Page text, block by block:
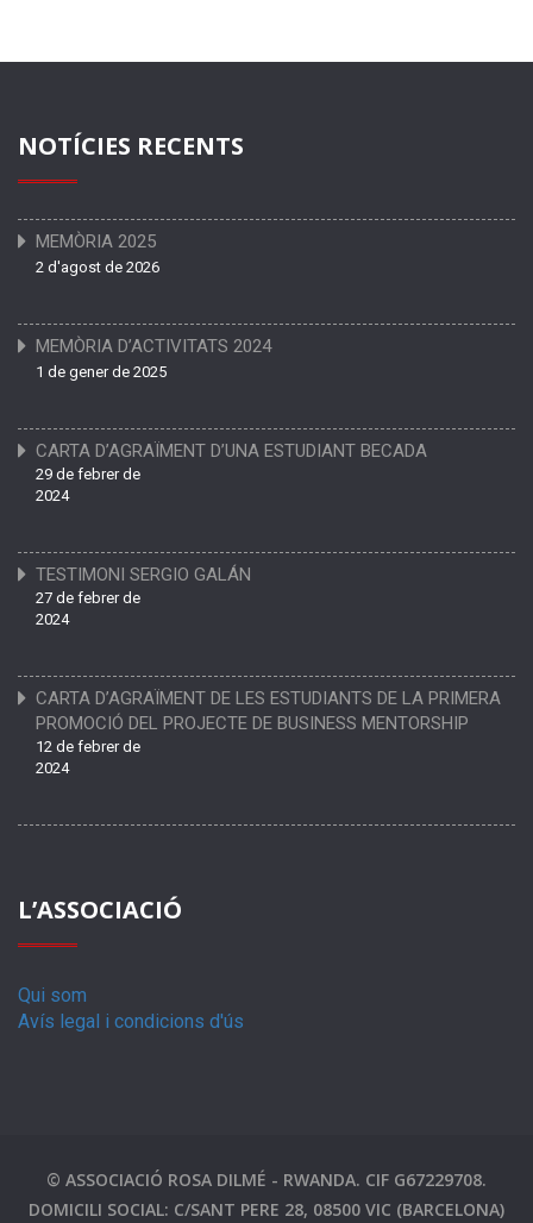
NOTÍCIES RECENTS
MEMÒRIA 2025
2 d'agost de 2026
MEMÒRIA D’ACTIVITATS 2024
1 de gener de 2025
CARTA D’AGRAÏMENT D’UNA ESTUDIANT BECADA
29 de febrer de
2024
TESTIMONI SERGIO GALÁN
27 de febrer de
2024
CARTA D’AGRAÏMENT DE LES ESTUDIANTS DE LA PRIMERA
PROMOCIÓ DEL PROJECTE DE BUSINESS MENTORSHIP
12 de febrer de
2024
L’ASSOCIACIÓ
Qui som
Avís legal i condicions d'ús
© ASSOCIACIÓ ROSA DILMÉ - RWANDA. CIF G67229708.
DOMICILI SOCIAL: C/SANT PERE 28, 08500 VIC (BARCELONA)